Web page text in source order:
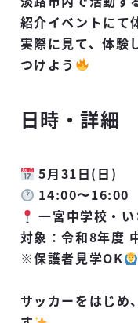
紹介イベントにて
実際に見て、体験
つけよう
日時・詳細
5月31日(日)
14:00〜16:00
一宮中学校・
対象：令和8年度
※保護者見学OK
サッカーをはじめ